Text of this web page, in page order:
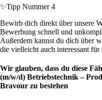
✨Tipp Nummer 4
Bewirb dich direkt über unsere
Bewerbung schnell und
Außerdem kannst du dich über
die vielleicht auch interessant für
Wir glauben, dass du diese
(m/w/d) Betriebstechnik –
Bravour zu bestehen